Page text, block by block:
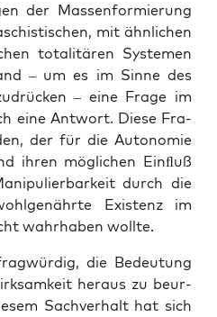
der Mas­sen­for­mie­rung
mit ähn­li­chen
tota­li­tä­ren Sys­te­men
– um es im Sin­ne des
– eine Fra­ge im
eine Ant­wort. Die­se Fra­
der für die Auto­no­mie
ihren mög­li­chen Einﬂuß
durch die
Exis­tenz im
wahr­ha­ben wollte.
die Bedeu­tung
her­aus zu beur­
Sach­ver­halt hat sich